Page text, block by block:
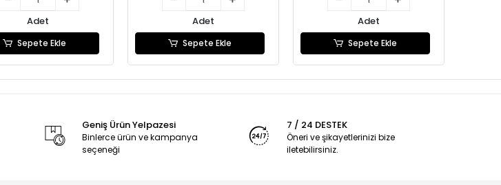
Adet
Sepete Ekle
Adet
Sepete Ekle
Adet
Sepete Ekle
Geniş Ürün Yelpazesi
Binlerce ürün ve kampanya
seçeneği
7 / 24 DESTEK
Öneri ve şikayetlerinizi bize
iletebilirsiniz.